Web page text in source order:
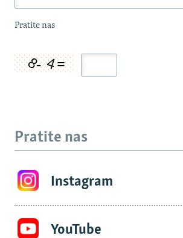
Pratite nas
Pratite nas
Instagram
YouTube